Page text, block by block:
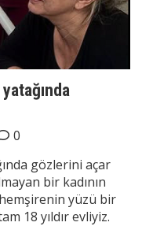
0
gözlerini açar
bir kadının
hemşirenin yüzü bir
18 yıldır evliyiz.